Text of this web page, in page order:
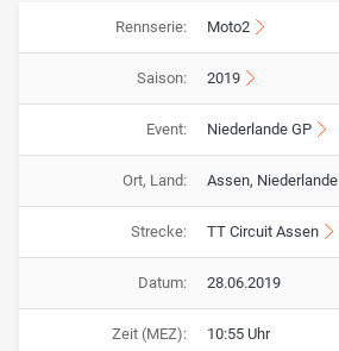
Rennserie: Moto2
Saison: 2019
Event: Niederlande GP
Ort, Land: Assen, Niederlande
Strecke: TT Circuit Assen
Datum: 28.06.2019
Zeit (MEZ): 10:55 Uhr